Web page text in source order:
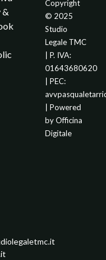
&
Copyright
© 2025
Studio
Legale TMC
| P. IVA:
01643680620
| PEC:
| Powered
byOfficina
Digitale